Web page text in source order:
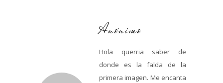
Anónimo
Hola querria saber de
donde es la falda de la
primera imagen. Me encanta